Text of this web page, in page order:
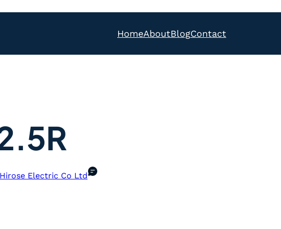
HomeAboutBlogContact
Hirose Electric Co Ltd